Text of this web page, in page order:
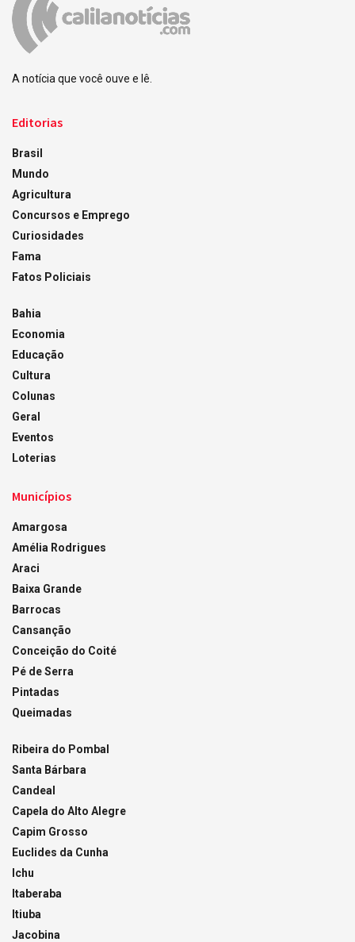
A notícia que você ouve e lê.
Editorias
Brasil
Mundo
Agricultura
Concursos e Emprego
Curiosidades
Fama
Fatos Policiais
Bahia
Economia
Educação
Cultura
Colunas
Geral
Eventos
Loterias
Municípios
Amargosa
Amélia Rodrigues
Araci
Baixa Grande
Barrocas
Cansanção
Conceição do Coité
Pé de Serra
Pintadas
Queimadas
Ribeira do Pombal
Santa Bárbara
Candeal
Capela do Alto Alegre
Capim Grosso
Euclides da Cunha
Ichu
Itaberaba
Itiuba
Jacobina